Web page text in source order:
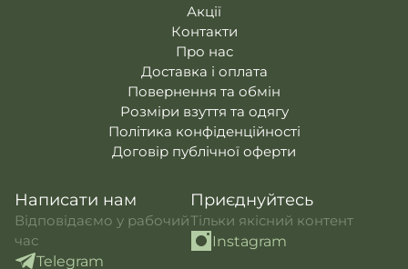
Акції
Контакти
Про нас
Доставка і оплата
Повернення та обмін
Розміри взуття та одягу
Політика конфіденційності
Договір публічної оферти
Написати нам
Відповідаємо у рабочий
час
Telegram
Приєднуйтесь
Тільки якісний контент
Instagram